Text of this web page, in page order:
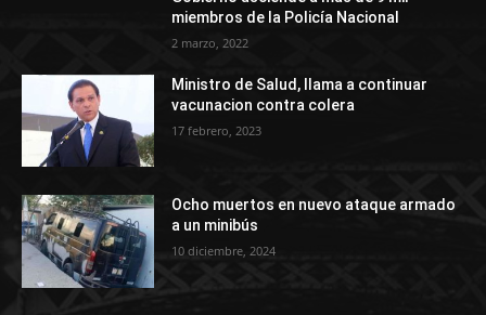
miembros de la Policía Nacional
2 marzo, 2022
Ministro de Salud, llama a continuar
vacunacion contra colera
17 febrero, 2023
Ocho muertos en nuevo ataque armado
a un minibús
10 diciembre, 2024